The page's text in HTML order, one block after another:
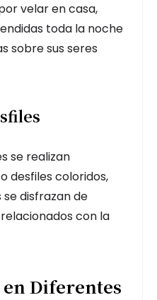
velar en casa,
toda la noche
sobre sus seres
se realizan
desfiles coloridos,
disfrazan de
con la
Diferentes